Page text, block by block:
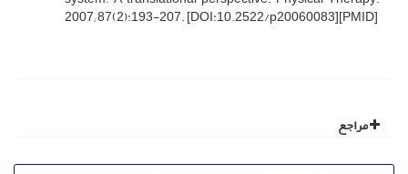
2007; 87(2):193-207. [DOI:10.2522/p20060083][PMID]
مراجع